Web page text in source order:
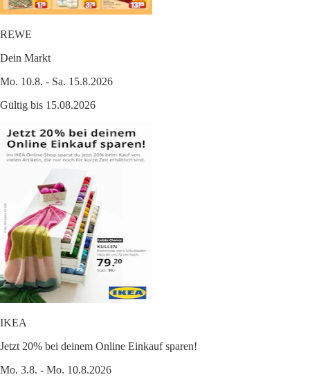
REWE
Dein Markt
Mo. 10.8. - Sa. 15.8.2026
Gültig bis 15.08.2026
IKEA
Jetzt 20% bei deinem Online Einkauf sparen!
Mo. 3.8. - Mo. 10.8.2026